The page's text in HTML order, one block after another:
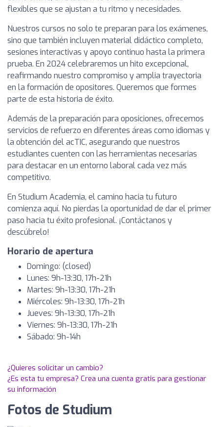
flexibles que se ajustan a tu ritmo y necesidades.
Nuestros cursos no solo te preparan para los exámenes,
sino que también incluyen material didáctico completo,
sesiones interactivas y apoyo continuo hasta la primera
prueba. En 2024 celebraremos un hito excepcional,
reafirmando nuestro compromiso y amplia trayectoria
en la formación de opositores. Queremos que formes
parte de esta historia de éxito.
Además de la preparación para oposiciones, ofrecemos
servicios de refuerzo en diferentes áreas como idiomas y
la obtención del acTIC, asegurando que nuestros
estudiantes cuenten con las herramientas necesarias
para destacar en un entorno laboral cada vez más
competitivo.
En Studium Academia, el camino hacia tu futuro
comienza aquí. No pierdas la oportunidad de dar el primer
paso hacia tu éxito profesional. ¡Contáctanos y
descúbrelo!
Horario de apertura
Domingo: (closed)
Lunes: 9h-13:30, 17h-21h
Martes: 9h-13:30, 17h-21h
Miércoles: 9h-13:30, 17h-21h
Jueves: 9h-13:30, 17h-21h
Viernes: 9h-13:30, 17h-21h
Sábado: 9h-14h
¿Quieres solicitar un cambio?
¿Es esta tu empresa? Crea una cuenta gratis para gestionar
su información
Fotos de Studium